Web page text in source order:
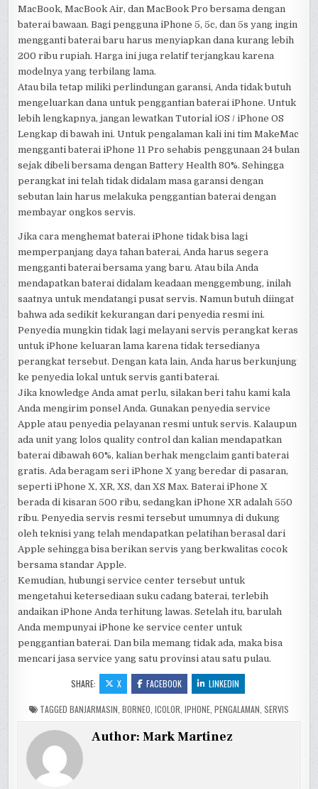
MacBook, MacBook Air, dan MacBook Pro bersama dengan
baterai bawaan. Bagi pengguna iPhone 5, 5c, dan 5s yang ingin
mengganti baterai baru harus menyiapkan dana kurang lebih
200 ribu rupiah. Harga ini juga relatif terjangkau karena
modelnya yang terbilang lama.
Atau bila tetap miliki perlindungan garansi, Anda tidak butuh
mengeluarkan dana untuk penggantian baterai iPhone. Untuk
lebih lengkapnya, jangan lewatkan Tutorial iOS / iPhone OS
Lengkap di bawah ini. Untuk pengalaman kali ini tim MakeMac
mengganti baterai iPhone 11 Pro sehabis penggunaan 24 bulan
sejak dibeli bersama dengan Battery Health 80%. Sehingga
perangkat ini telah tidak didalam masa garansi dengan
sebutan lain harus melakuka penggantian baterai dengan
membayar ongkos servis.
Jika cara menghemat baterai iPhone tidak bisa lagi
memperpanjang daya tahan baterai, Anda harus segera
mengganti baterai bersama yang baru. Atau bila Anda
mendapatkan baterai didalam keadaan menggembung, inilah
saatnya untuk mendatangi pusat servis. Namun butuh diingat
bahwa ada sedikit kekurangan dari penyedia resmi ini.
Penyedia mungkin tidak lagi melayani servis perangkat keras
untuk iPhone keluaran lama karena tidak tersedianya
perangkat tersebut. Dengan kata lain, Anda harus berkunjung
ke penyedia lokal untuk servis ganti baterai.
Jika knowledge Anda amat perlu, silakan beri tahu kami kala
Anda mengirim ponsel Anda. Gunakan penyedia service
Apple atau penyedia pelayanan resmi untuk servis. Kalaupun
ada unit yang lolos quality control dan kalian mendapatkan
baterai dibawah 60%, kalian berhak mengclaim ganti baterai
gratis. Ada beragam seri iPhone X yang beredar di pasaran,
seperti iPhone X, XR, XS, dan XS Max. Baterai iPhone X
berada di kisaran 500 ribu, sedangkan iPhone XR adalah 550
ribu. Penyedia servis resmi tersebut umumnya di dukung
oleh teknisi yang telah mendapatkan pelatihan berasal dari
Apple sehingga bisa berikan servis yang berkwalitas cocok
bersama standar Apple.
Kemudian, hubungi service center tersebut untuk
mengetahui ketersediaan suku cadang baterai, terlebih
andaikan iPhone Anda terhitung lawas. Setelah itu, barulah
Anda mempunyai iPhone ke service center untuk
penggantian baterai. Dan bila memang tidak ada, maka bisa
mencari jasa service yang satu provinsi atau satu pulau.
SHARE: X FACEBOOK LINKEDIN
TAGGED BANJARMASIN BORNEO ICOLOR IPHONE PENGALAMAN SERVIS
Author:Mark Martinez